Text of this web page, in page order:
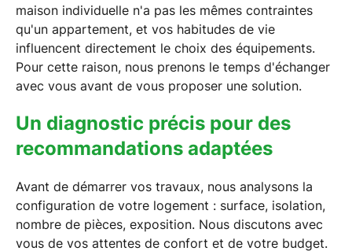
maison individuelle n'a pas les mêmes contraintes
qu'un appartement, et vos habitudes de vie
influencent directement le choix des équipements.
Pour cette raison, nous prenons le temps d'échanger
avec vous avant de vous proposer une solution.
Un diagnostic précis pour des
recommandations adaptées
Avant de démarrer vos travaux, nous analysons la
configuration de votre logement : surface, isolation,
nombre de pièces, exposition. Nous discutons avec
vous de vos attentes de confort et de votre budget.